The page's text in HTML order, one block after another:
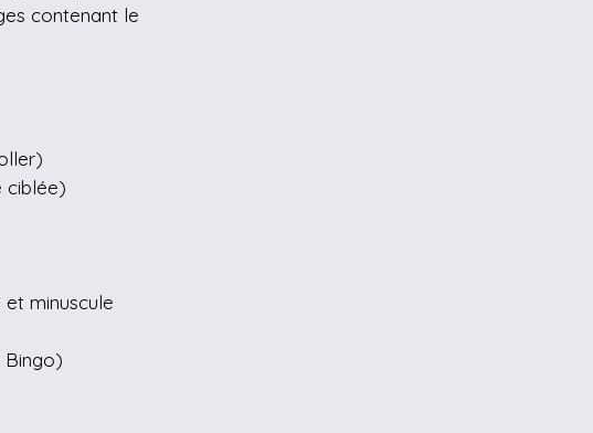
contenant le
ciblée)
minuscule
Bingo)